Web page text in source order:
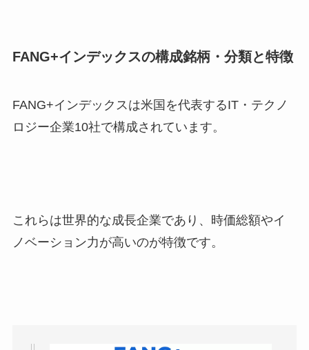
FANG+インデックスの構成銘柄・分類と特徴
FANG+インデックスは米国を代表するIT・テクノ
ロジー企業10社で構成されています。
これらは世界的な成長企業であり、時価総額やイ
ノベーション力が高いのが特徴です。